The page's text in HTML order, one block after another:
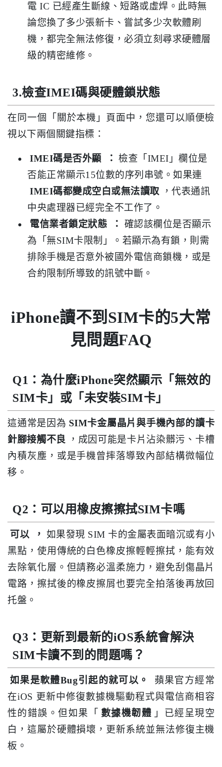
電 IC 已經產生斷線、短路或虛焊。此時無
論您換了多少張新卡、嘗試多少次軟體刷
機，都完全無法修復，必須立刻尋求硬體層
級的精密維修。
3.檢查IMEI碼與硬體鎖狀態
在同一個「關於本機」頁面中，您還可以順便檢
視以下兩個關鍵指標：
IMEI碼是否外顯 ： 檢查「IMEI」欄位是
否能正常顯示15位數的序列串號。如果連
IMEI碼都變成空白或無法讀取
，代表通訊
中央處理器已經完全不工作了。
電信業者鎖定狀態
：
確認該欄位是否顯示
為「無SIM卡限制」。若顯示為有鎖，則需
排除手機是否意外被國外電信商鎖機，或是
合約限制所導致的訊號中斷。
iPhone讀不到SIM卡的5大常
見問題FAQ
Q1：為什麼iPhone突然顯示「無效的
SIM卡」或「未安裝SIM卡」
這通常是因為 SIM卡金屬晶片與手機內部的讀卡
針腳接觸不良
，成因可能是卡片沾染髒污、卡槽
內積灰塵，或是手機曾摔落導致內部結構微幅位
移。
Q2：可以用橡皮擦擦拭SIM卡嗎
可以 ，
如果發現 SIM 卡的金屬表面暗沉或有小
黑點，使用傳統的白色橡皮擦輕輕擦拭，能有效
去除氧化層。但請務必溫柔施力，避免刮傷晶片
電路，擦拭後的橡皮擦屑也要完全拍落後再放回
托盤。
Q3：更新到最新的iOS系統會解決
SIM卡讀不到的問題嗎？
如果是軟體Bug引起的就可以。
蘋果官方經常
在iOS 更新中修復數據機驅動程式與電信商相容
性的錯誤。但如果「 數據機韌體 」已經呈現空
白，這屬於硬體損壞，更新系統並無法修復主機
板。